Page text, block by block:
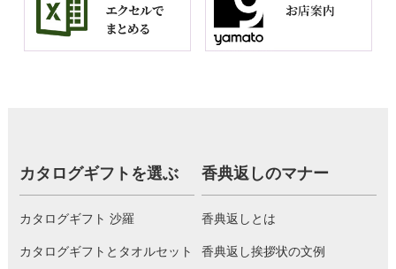
カタログギフトを選ぶ
カタログギフト 沙羅
カタログギフトとタオルセット
香典返しのマナー
香典返しとは
香典返し挨拶状の文例